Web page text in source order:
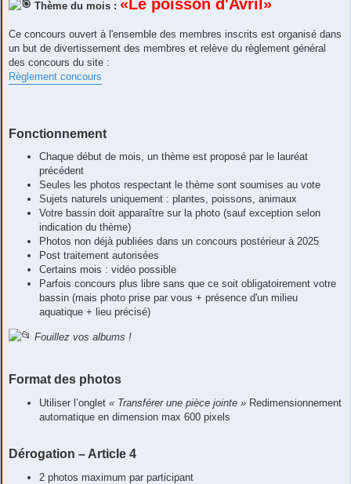
Thème du mois : «Le poisson d'Avril»
Ce concours ouvert à l'ensemble des membres inscrits est organisé dans
un but de divertissement des membres et relève du règlement général
des concours du site :
Règlement concours
Fonctionnement
Chaque début de mois, un thème est proposé par le lauréat
précédent
Seules les photos respectant le thème sont soumises au vote
Sujets naturels uniquement : plantes, poissons, animaux
Votre bassin doit apparaître sur la photo (sauf exception selon
indication du thème)
Photos non déjà publiées dans un concours postérieur à 2025
Post traitement autorisées
Certains mois : vidéo possible
Parfois concours plus libre sans que ce soit obligatoirement votre
bassin (mais photo prise par vous + présence d'un milieu
aquatique + lieu précisé)
Fouillez vos albums !
Format des photos
Utiliser l’onglet « Transférer une pièce jointe » Redimensionnement
automatique en dimension max 600 pixels
Dérogation – Article 4
2 photos maximum par participant